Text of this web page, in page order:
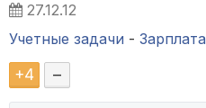
27.12.12
Учетные задачи - Зарплата
+4 –